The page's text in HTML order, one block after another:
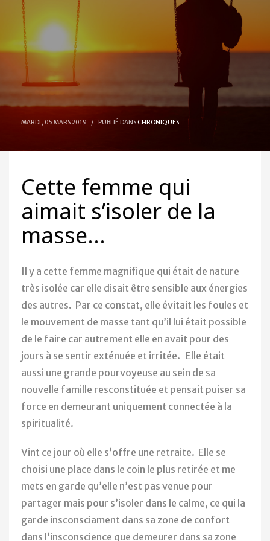
MARDI, 05 MARS 2019 / PUBLIÉ DANSCHRONIQUES
Cette femme qui
aimait s’isoler de la
masse…
Il y a cette femme magnifique qui était de nature
très isolée car elle disait être sensible aux énergies
des autres. Par ce constat, elle évitait les foules et
le mouvement de masse tant qu’il lui était possible
de le faire car autrement elle en avait pour des
jours à se sentir exténuée et irritée. Elle était
aussi une grande pourvoyeuse au sein de sa
nouvelle famille resconstituée et pensait puiser sa
force en demeurant uniquement connectée à la
spiritualité.
Vint ce jour où elle s’offre une retraite. Elle se
choisi une place dans le coin le plus retirée et me
mets en garde qu’elle n’est pas venue pour
partager mais pour s’isoler dans le calme, ce qui la
garde insconsciament dans sa zone de confort
dans l’insconscience que demeurer dans sa zone